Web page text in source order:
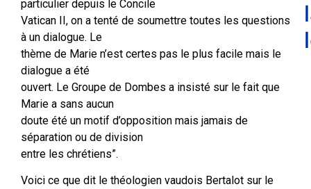
particulier depuis le Concile
Vatican II, on a tenté de soumettre toutes les questions
à un dialogue. Le
thème de Marie n’est certes pas le plus facile mais le
dialogue a été
ouvert. Le Groupe de Dombes a insisté sur le fait que
Marie a sans aucun
doute été un motif d’opposition mais jamais de
séparation ou de division
entre les chrétiens”.
Voici ce que dit le théologien vaudois Bertalot sur le